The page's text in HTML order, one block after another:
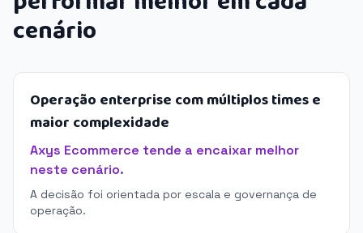
cenário
Operação enterprise com múltiplos times e
maior complexidade
Axys Ecommerce tende a encaixar melhor
neste cenário.
A decisão foi orientada por escala e governança de
operação.